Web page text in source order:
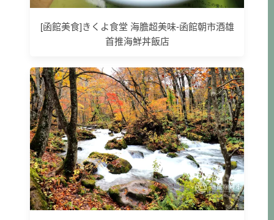
[函館美食]きくよ食堂 海膽超美味-函館朝市酒雄
首推海鮮丼飯店